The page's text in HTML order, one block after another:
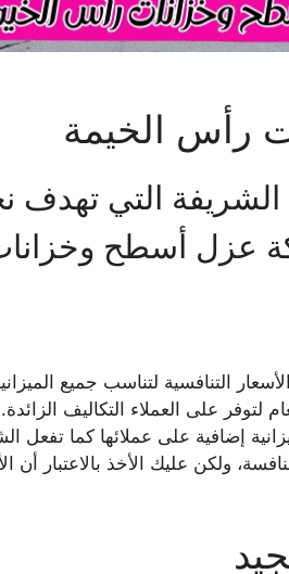
رأس الخيمة
الشريفة التي تهدف
عزل أسطح
التنافسية لتناسب جميع
على العملاء التكاليف الزائدة.
إضافية على عملائها كما تفعل
ولكن عليك الأخذ بالاعتبار